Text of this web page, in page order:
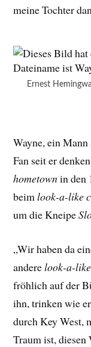
meine Tochter
Ernest
Wayne, ein
Fan seit er
hometownin den
beimlook-a-like
um die Kneipe
„Wir haben da
anderelook-a-
fröhlich auf der
ihn, trinken wie
durch Key West,
Traum ist, diesen